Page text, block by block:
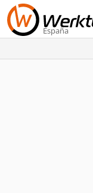
España